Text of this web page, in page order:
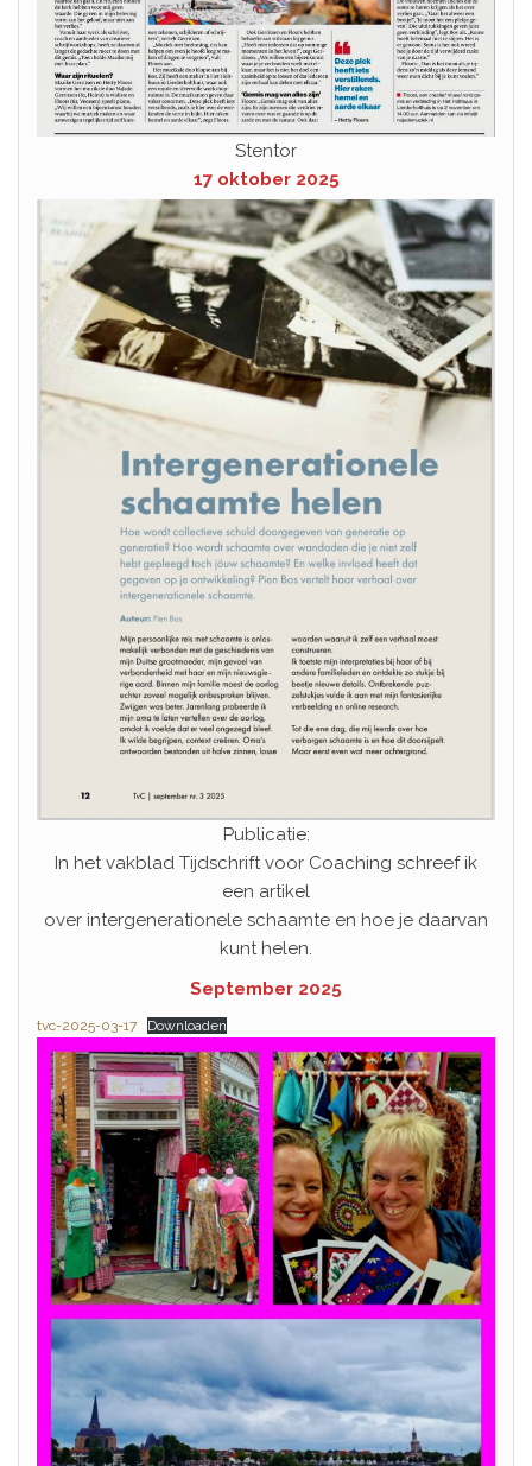
Stentor
17 oktober 2025
Publicatie:
In het vakblad Tijdschrift voor Coaching schreef ik
een artikel
over intergenerationele schaamte en hoe je daarvan
kunt helen.
September 2025
tvc-2025-03-17 Downloaden